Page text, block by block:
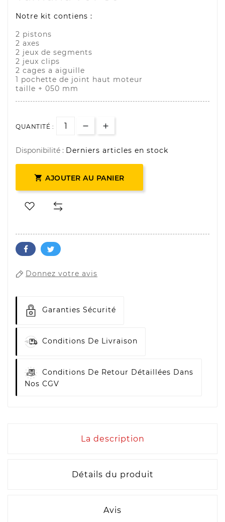
Notre kit contiens :
2 pistons
2 axes
2 jeux de segments
2 jeux clips
2 cages a aiguille
1 pochette de joint haut moteur
taille + 050 mm
QUANTITÉ :
Disponibilité : Derniers articles en stock
 AJOUTER AU PANIER
Donnez votre avis
Garanties Sécurité
Conditions De Livraison
Conditions De Retour Détaillées Dans
Nos CGV
La description
Détails du produit
Avis